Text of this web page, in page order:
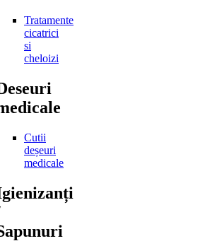
Tratamente
cicatrici
si
cheloizi
Cutii
deșeuri
medicale